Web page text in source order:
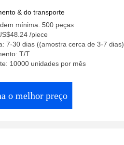
& do transporte
mínima: 500 peças
/piece
7-30 dias ((amostra cerca de 3-7 dias)
T/T
10000 unidades por mês
o melhor preço